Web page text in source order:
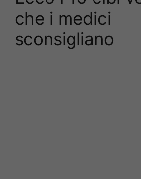
che i medici
sconsigliano